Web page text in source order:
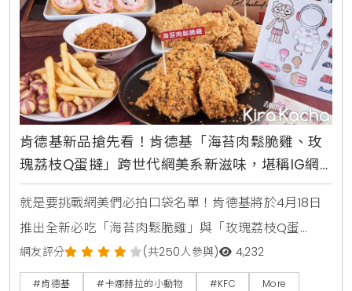
肯德基新品搶先看！肯德基「海苔肉鬆脆雞、玫
瑰荔枝Q蛋撻」跨世代網美系新滋味，堪稱IG網
美必拍美食口袋名單
就是要挑戰網美們必拍口袋名單！肯德基將於4月18日
推出全新必吃「海苔肉鬆脆雞」與「玫瑰荔枝Q蛋
撻」，堪稱IG網美必拍美食口袋名單。「海苔肉鬆脆
雞」中西混搭、復古潮搭，跨世代美味新滋味。「玫瑰
網友評分 (共250人參與) 4,232
#肯德基 #卡娜赫拉的小動物 #KFC More